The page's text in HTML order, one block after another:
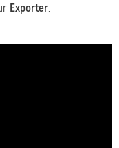
Exporter.